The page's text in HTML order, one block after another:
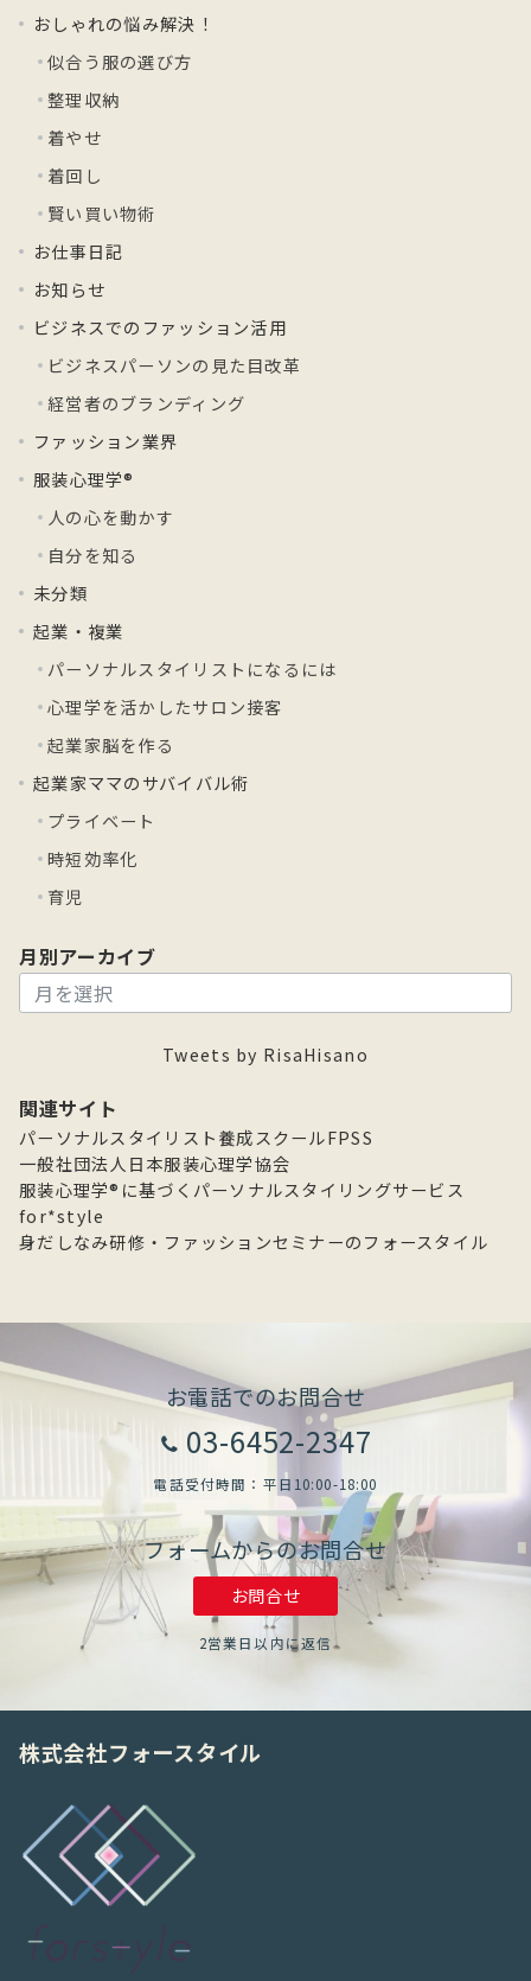
おしゃれの悩み解決！
似合う服の選び方
整理収納
着やせ
着回し
賢い買い物術
お仕事日記
お知らせ
ビジネスでのファッション活用
ビジネスパーソンの見た目改革
経営者のブランディング
ファッション業界
服装心理学®
人の心を動かす
自分を知る
未分類
起業・複業
パーソナルスタイリストになるには
心理学を活かしたサロン接客
起業家脳を作る
起業家ママのサバイバル術
プライベート
時短効率化
育児
月別アーカイブ
別
イ
ブ
Tweets by RisaHisano
関連サイト
パーソナルスタイリスト養成スクールFPSS
一般社団法人日本服装心理学協会
服装心理学®に基づくパーソナルスタイリングサービス
for*style
身だしなみ研修・ファッションセミナーのフォースタイル
お電話でのお問合せ
03-6452-2347
電話受付時間：平日10:00-18:00
フォームからのお問合せ
お問合せ
2営業日以内に返信
株式会社フォースタイル